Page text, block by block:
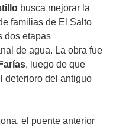
busca mejorar la
familias de El Salto
dos etapas
de agua. La obra fue
, luego de que
deterioro del antiguo
el puente anterior